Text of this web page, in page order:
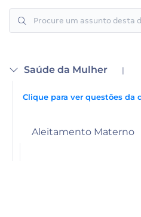
Saúde da Mulher |
Clique para ver questões da
Aleitamento Materno